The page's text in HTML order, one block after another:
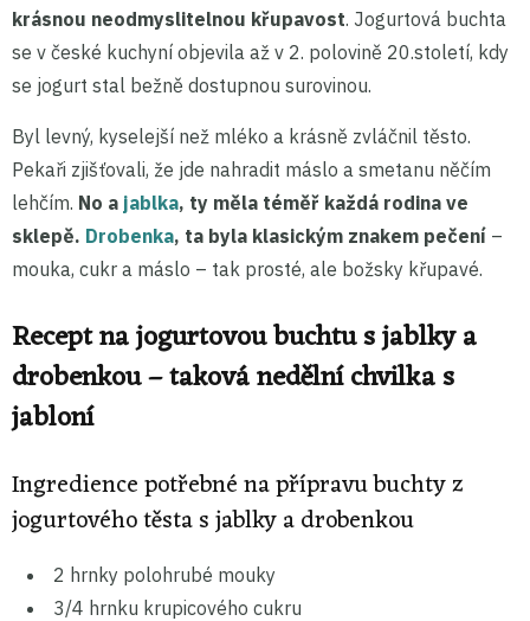
krásnou neodmyslitelnou křupavost. Jogurtová buchta
se v české kuchyní objevila až v 2. polovině 20.století, kdy
se jogurt stal bežně dostupnou surovinou.
Byl levný, kyselejší než mléko a krásně zvláčnil těsto.
Pekaři zjišťovali, že jde nahradit máslo a smetanu něčím
lehčím. No a jablka, ty měla téměř každá rodina ve
sklepě. Drobenka, ta byla klasickým znakem pečení –
mouka, cukr a máslo – tak prosté, ale božsky křupavé.
Recept na jogurtovou buchtu s jablky a
drobenkou – taková nedělní chvilka s
jabloní
Ingredience potřebné na přípravu buchty z
jogurtového těsta s jablky a drobenkou
2 hrnky polohrubé mouky
3/4 hrnku krupicového cukru